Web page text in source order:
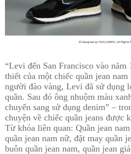
“Levi đến San Francisco vào năm
thiết của một chiếc quần jean
người đào vàng, Levi đã sử dụng
quần. Sau đó ông nhuộm màu
chuyển sang sử dụng denim” –
chuyện về chiếc quần jeans được
Từ khóa liên quan: Quần jean
quần jean nam nữ, đặt may quần
buôn quần jean nam, quần jean